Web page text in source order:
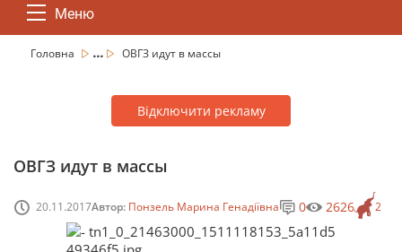
Меню
Головна ... ОВГЗ идут в массы
Відключити рекламу
ОВГЗ идут в массы
20.11.2017Автор: Понзель Марина Генадіївна 2
0 2626